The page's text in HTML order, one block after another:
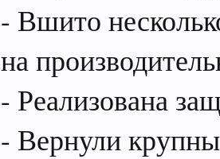
- Вшито
на
- Реализована
- Вернули